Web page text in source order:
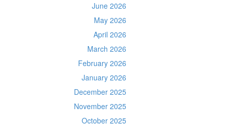
June 2026
May 2026
April 2026
March 2026
February 2026
January 2026
December 2025
November 2025
October 2025